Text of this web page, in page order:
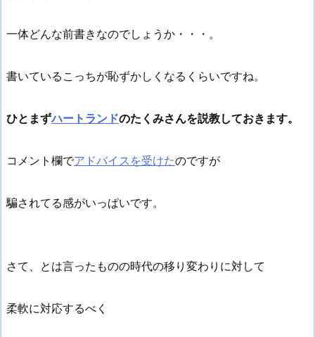
一体どんな前書きなのでしょうか・・・。
書いているこっちが恥ずかしくなるくらいですね。
ひとまずハートランドのたくみさんを説教しておきます。
コメント欄でアドバイスを受けたのですが
騙されてる感がいっぱいです。
さて、とは言ったものの時代の移り変わりに対して
柔軟に対応するべく